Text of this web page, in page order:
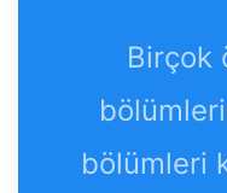
Birçok
bölümleri